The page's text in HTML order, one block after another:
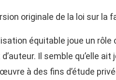
originale de la loi sur la
équitable joue un
Il semble qu’elle
à des fins d’étude